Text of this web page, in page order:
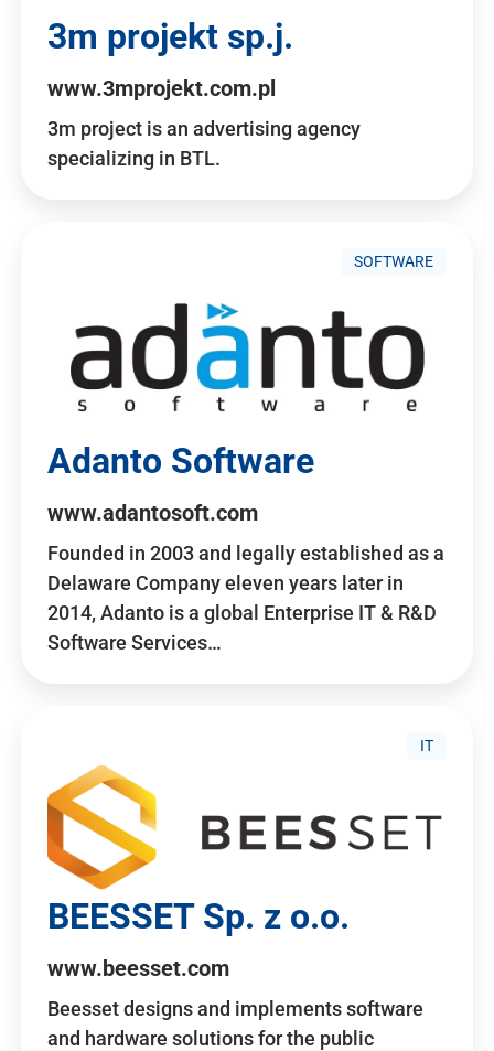
3m projekt sp.j.
www.3mprojekt.com.pl
3m project is an advertising agency
specializing in BTL.
SOFTWARE
Adanto Software
www.adantosoft.com
Founded in 2003 and legally established as a
Delaware Company eleven years later in
2014, Adanto is a global Enterprise IT & R&D
Software Services…
IT
BEESSET Sp. z o.o.
www.beesset.com
Beesset designs and implements software
and hardware solutions for the public